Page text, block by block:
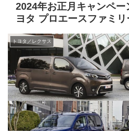
2024年お正月キャンペー
ヨタ プロエースファミリ
トヨタ／レクサス